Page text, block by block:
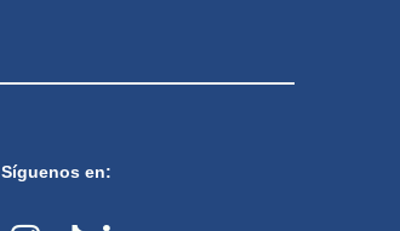
Síguenos en: